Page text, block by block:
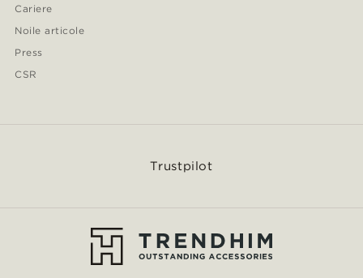
Cariere
Noile articole
Press
CSR
Trustpilot